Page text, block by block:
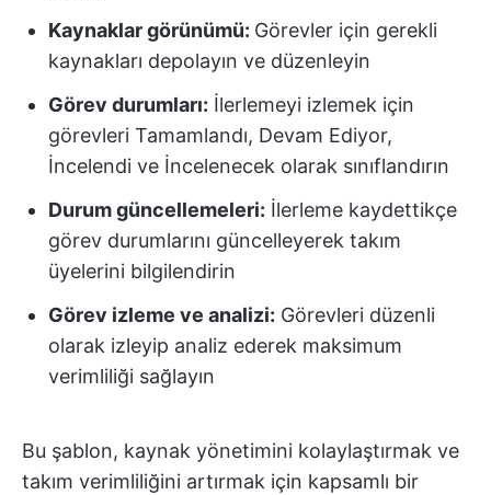
Kaynaklar görünümü: Görevler için gerekli
kaynakları depolayın ve düzenleyin
Görev durumları: İlerlemeyi izlemek için
görevleri Tamamlandı, Devam Ediyor,
İncelendi ve İncelenecek olarak sınıflandırın
Durum güncellemeleri: İlerleme kaydettikçe
görev durumlarını güncelleyerek takım
üyelerini bilgilendirin
Görev izleme ve analizi: Görevleri düzenli
olarak izleyip analiz ederek maksimum
verimliliği sağlayın
Bu şablon, kaynak yönetimini kolaylaştırmak ve
takım verimliliğini artırmak için kapsamlı bir